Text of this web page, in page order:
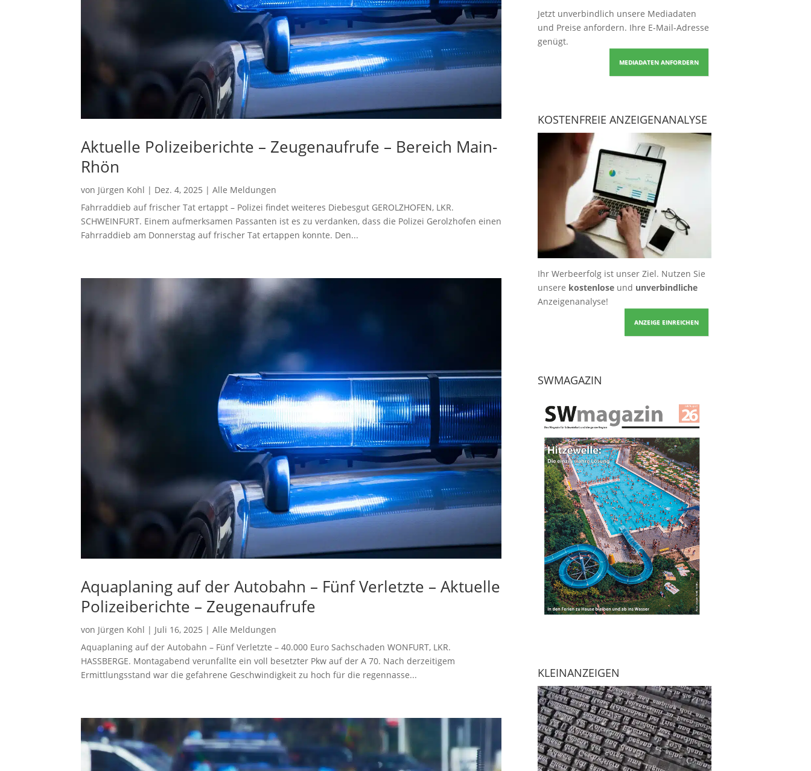
Aktuelle Polizeiberichte – Zeugenaufrufe – Bereich Main-
Rhön
von Jürgen Kohl | Dez. 4, 2025 |Alle Meldungen
Fahrraddieb auf frischer Tat ertappt – Polizei findet weiteres Diebesgut GEROLZHOFEN, LKR.
SCHWEINFURT. Einem aufmerksamen Passanten ist es zu verdanken, dass die Polizei Gerolzhofen einen
Fahrraddieb am Donnerstag auf frischer Tat ertappen konnte. Den...
Aquaplaning auf der Autobahn – Fünf Verletzte – Aktuelle
Polizeiberichte – Zeugenaufrufe
von Jürgen Kohl | Juli 16, 2025 |Alle Meldungen
Aquaplaning auf der Autobahn – Fünf Verletzte – 40.000 Euro Sachschaden WONFURT, LKR.
HASSBERGE. Montagabend verunfallte ein voll besetzter Pkw auf der A 70. Nach derzeitigem
Ermittlungsstand war die gefahrene Geschwindigkeit zu hoch für die regennasse...
Jetzt unverbindlich unsere Mediadaten
und Preise anfordern. Ihre E-Mail-Adresse
genügt.
MEDIADATEN ANFORDERN
KOSTENFREIE ANZEIGENANALYSE
Ihr Werbeerfolg ist unser Ziel. Nutzen Sie
unsere kostenloseund unverbindliche
Anzeigenanalyse!
ANZEIGE EINREICHEN
SWMAGAZIN
KLEINANZEIGEN